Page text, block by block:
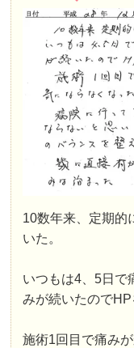
10数年来、定期的
いた。
いつもは4、5日で
みが続いたのでHP
施術1回目で痛み